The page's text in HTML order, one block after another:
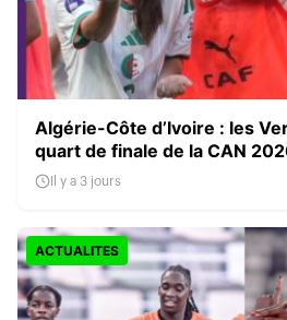
Algérie-Côte d’Ivoire : les
quart de finale de la CAN
Il y a 3 jours
ACTUALITES